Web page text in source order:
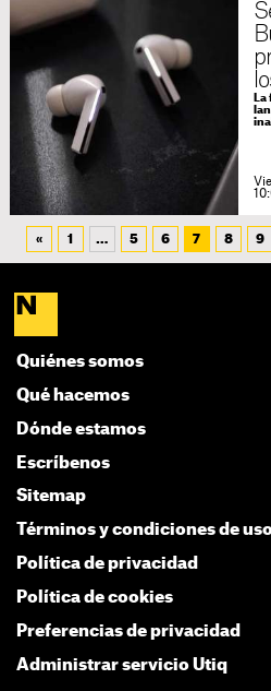
La
« 1 … 5 6 7 8 9
Quiénes somos
Qué hacemos
Dónde estamos
Escríbenos
Sitemap
Términos y condiciones de
Política de privacidad
Política de cookies
Preferencias de privacidad
Administrar servicio Utiq